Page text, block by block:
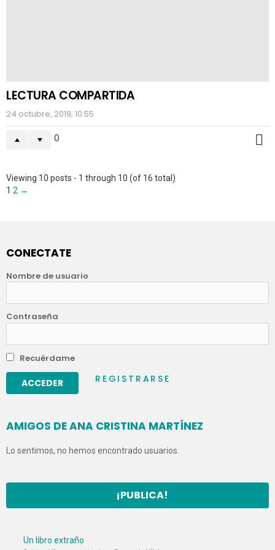
LECTURA COMPARTIDA
24 octubre, 2019, 10:55
0
Viewing 10 posts - 1 through 10 (of 16 total)
1 2 →
CONECTATE
Nombre de usuario
Contraseña
Recuérdame
REGISTRARSE
AMIGOS DE ANA CRISTINA MARTÍNEZ
Lo sentimos, no hemos encontrado usuarios.
¡PUBLICA!
Un libro extraño